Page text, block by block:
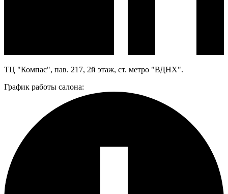
ТЦ "Компас", пав. 217, 2й этаж, ст. метро "ВДНХ".
График работы салона: